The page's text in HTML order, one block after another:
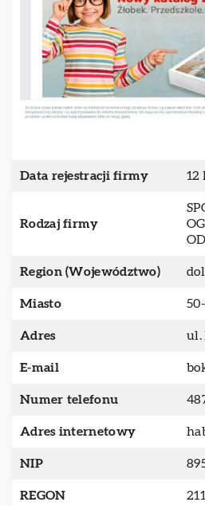
Data rejestracji firmy 12
Rodzaj firmy
Region (Województwo)
Miasto
Adres ul.
E-mail
Numer telefonu
Adres internetowy
NIP
REGON